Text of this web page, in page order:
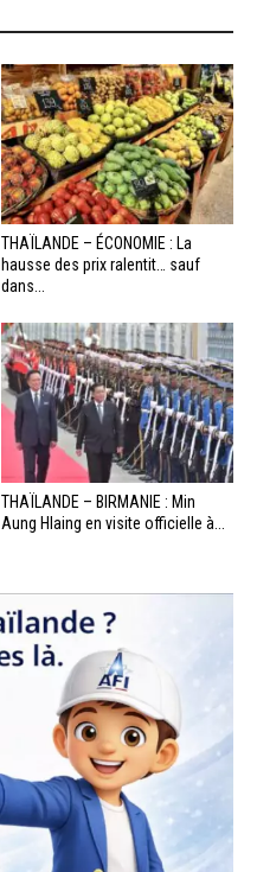
THAÏLANDE – ÉCONOMIE : La
hausse des prix ralentit… sauf
dans...
THAÏLANDE – BIRMANIE : Min
Aung Hlaing en visite officielle à...